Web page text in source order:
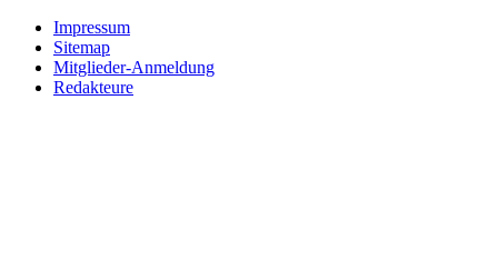
Impressum
Sitemap
Mitglieder-Anmeldung
Redakteure